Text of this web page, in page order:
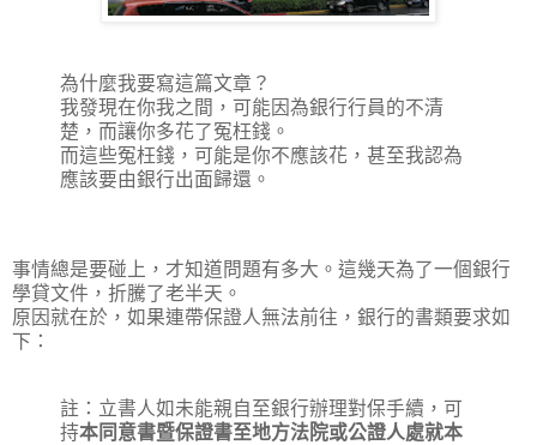
為什麼我要寫這篇文章？
我發現在你我之間，可能因為銀行行員的不清
楚，而讓你多花了冤枉錢。
而這些冤枉錢，可能是你不應該花，甚至我認為
應該要由銀行出面歸還。
事情總是要碰上，才知道問題有多大。這幾天為了一個銀行
學貸文件，折騰了老半天。
原因就在於，如果連帶保證人無法前往，銀行的書類要求如
下：
註：立書人如未能親自至銀行辦理對保手續，可
持本同意書暨保證書至地方法院或公證人處就本